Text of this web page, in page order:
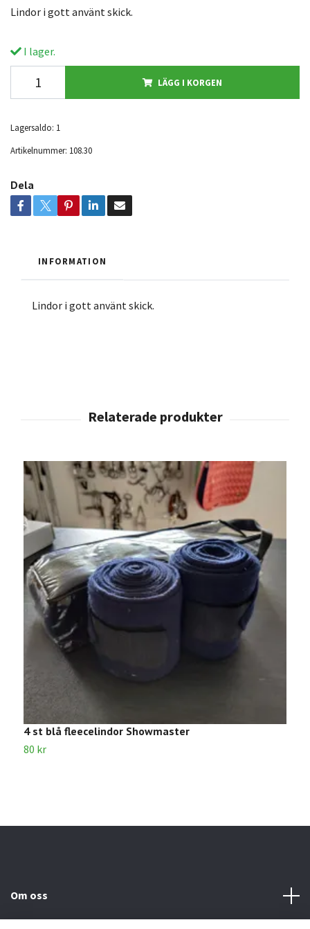
Lindor i gott använt skick.
I lager.
LÄGG I KORGEN
Lagersaldo: 1
Artikelnummer: 108.30
Dela
INFORMATION
Lindor i gott använt skick.
4 st blå fleecelindor Showmaster
80 kr
Om oss